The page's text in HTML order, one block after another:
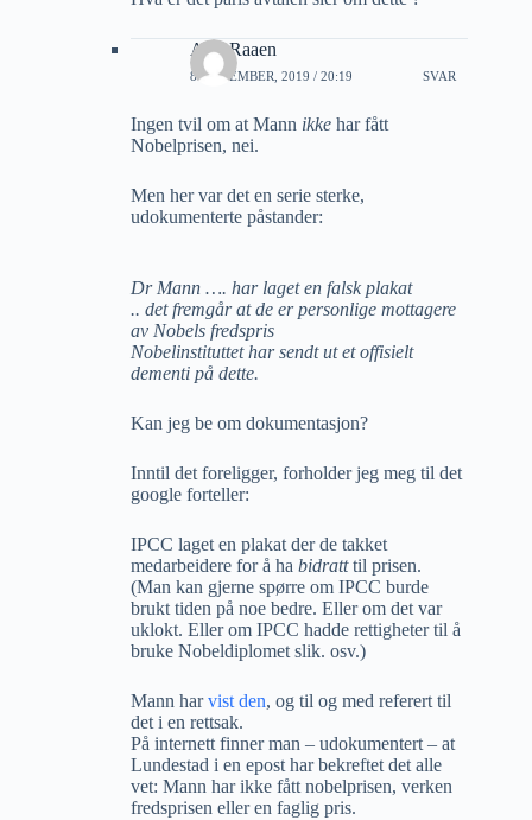
A M Raaen
8 NOVEMBER, 2019 / 20:19 SVAR
Ingen tvil om at Mann ikke har fått
Nobelprisen, nei.
Men her var det en serie sterke,
udokumenterte påstander:
Dr Mann …. har laget en falsk plakat
.. det fremgår at de er personlige mottagere
av Nobels fredspris
Nobelinstituttet har sendt ut et offisielt
dementi på dette.
Kan jeg be om dokumentasjon?
Inntil det foreligger, forholder jeg meg til det
google forteller:
IPCC laget en plakat der de takket
medarbeidere for å ha bidratttil prisen.
(Man kan gjerne spørre om IPCC burde
brukt tiden på noe bedre. Eller om det var
uklokt. Eller om IPCC hadde rettigheter til å
bruke Nobeldiplomet slik. osv.)
Mann harvist den, og til og med referert til
det i en rettsak.
På internett finner man – udokumentert – at
Lundestad i en epost har bekreftet det alle
vet: Mann har ikke fått nobelprisen, verken
fredsprisen eller en faglig pris.